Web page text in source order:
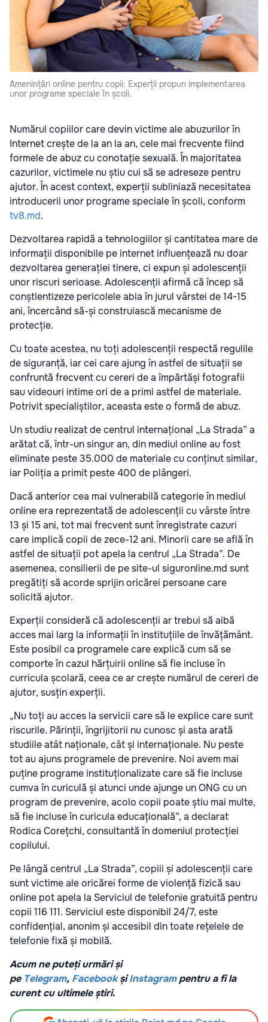
Amenințări online pentru copii: Experții propun implementarea
unor programe speciale în școli.
Numărul copiilor care devin victime ale abuzurilor în
Internet crește de la an la an, cele mai frecvente fiind
formele de abuz cu conotație sexuală. În majoritatea
cazurilor, victimele nu știu cui să se adreseze pentru
ajutor. În acest context, experții subliniază necesitatea
introducerii unor programe speciale în școli, conform
tv8.md.
Dezvoltarea rapidă a tehnologiilor și cantitatea mare de
informații disponibile pe internet influențează nu doar
dezvoltarea generației tinere, ci expun și adolescenții
unor riscuri serioase. Adolescenții afirmă că încep să
conștientizeze pericolele abia în jurul vârstei de 14-15
ani, încercând să-și construiască mecanisme de
protecție.
Cu toate acestea, nu toți adolescenții respectă regulile
de siguranță, iar cei care ajung în astfel de situații se
confruntă frecvent cu cereri de a împărtăși fotografii
sau videouri intime ori de a primi astfel de materiale.
Potrivit specialiștilor, aceasta este o formă de abuz.
Un studiu realizat de centrul internațional „La Strada” a
arătat că, într-un singur an, din mediul online au fost
eliminate peste 35.000 de materiale cu conținut similar,
iar Poliția a primit peste 400 de plângeri.
Dacă anterior cea mai vulnerabilă categorie în mediul
online era reprezentată de adolescenții cu vârste între
13 și 15 ani, tot mai frecvent sunt înregistrate cazuri
care implică copii de zece-12 ani. Minorii care se află în
astfel de situații pot apela la centrul „La Strada”. De
asemenea, consilierii de pe site-ul siguronline.md sunt
pregătiți să acorde sprijin oricărei persoane care
solicită ajutor.
Experții consideră că adolescenții ar trebui să aibă
acces mai larg la informații în instituțiile de învățământ.
Este posibil ca programele care explică cum să se
comporte în cazul hărțuirii online să fie incluse în
curricula școlară, ceea ce ar crește numărul de cereri de
ajutor, susțin experții.
„Nu toți au acces la servicii care să le explice care sunt
riscurile. Părinții, îngrijitorii nu cunosc și asta arată
studiile atât naționale, cât și internaționale. Nu peste
tot au ajuns programele de prevenire. Noi avem mai
puține programe instituționalizate care să fie incluse
cumva în curiculă și atunci unde ajunge un ONG cu un
program de prevenire, acolo copii poate știu mai multe,
să fie incluse în curicula educațională”, a declarat
Rodica Corețchi, consultantă în domeniul protecției
copilului.
Pe lângă centrul „La Strada”, copiii și adolescenții care
sunt victime ale oricărei forme de violență fizică sau
online pot apela la Serviciul de telefonie gratuită pentru
copii 116 111. Serviciul este disponibil 24/7, este
confidențial, anonim și accesibil din toate rețelele de
telefonie fixă și mobilă.
Acum ne puteți urmări și
pe Telegram, Facebook șiInstagrampentru a fi la
curent cu ultimele știri.